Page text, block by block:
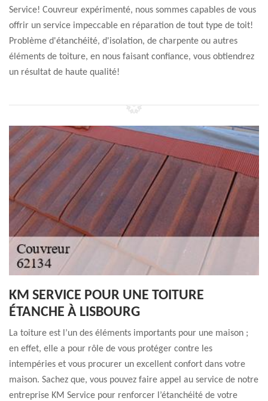
Service! Couvreur expérimenté, nous sommes capables de vous
offrir un service impeccable en réparation de tout type de toit!
Problème d'étanchéité, d'isolation, de charpente ou autres
éléments de toiture, en nous faisant confiance, vous obtiendrez
un résultat de haute qualité!
KM SERVICE POUR UNE TOITURE
ÉTANCHE À LISBOURG
La toiture est l’un des éléments importants pour une maison ;
en effet, elle a pour rôle de vous protéger contre les
intempéries et vous procurer un excellent confort dans votre
maison. Sachez que, vous pouvez faire appel au service de notre
entreprise KM Service pour renforcer l’étanchéité de votre